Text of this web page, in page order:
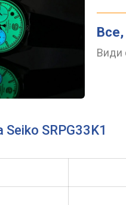
Все,
Види
Seiko SRPG33K1